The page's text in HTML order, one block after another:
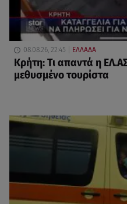
08.08.26, 22:45 ΕΛΛΑΔΑ
Κρήτη: Τι απαντά η
μεθυσμένο τουρίστα